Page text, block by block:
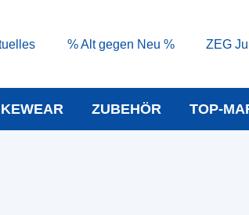
% Alt gegen Neu % ZEG
ZUBEHÖR TOP-